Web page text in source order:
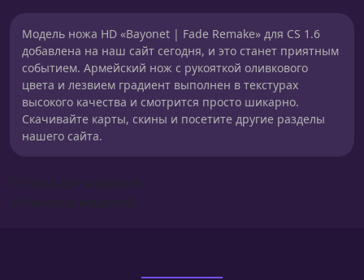
Модель ножа HD «Bayonet | Fade Remake» для CS 1.6
добавлена на наш сайт сегодня, и это станет приятным
событием. Армейский нож с рукояткой оливкового
цвета и лезвием градиент выполнен в текстурах
высокого качества и смотрится просто шикарно.
Скачивайте карты, скины и посетите другие разделы
нашего сайта.